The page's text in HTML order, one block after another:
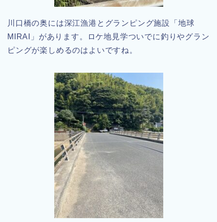
川口橋の奥には深江漁港とグランピング施設「地球
MIRAI」があります。ロケ地見学ついでに釣りやグラン
ピングが楽しめるのはよいですね。